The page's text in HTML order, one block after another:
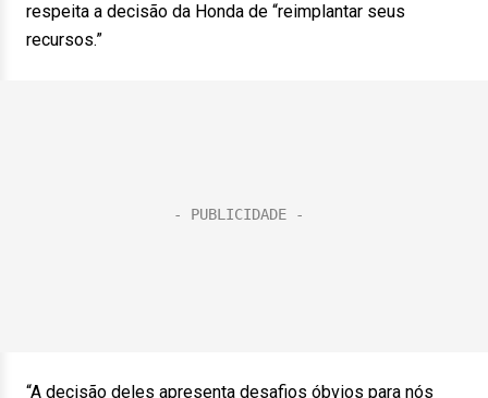
respeita a decisão da Honda de “reimplantar seus
recursos.”
“A decisão deles apresenta desafios óbvios para nós